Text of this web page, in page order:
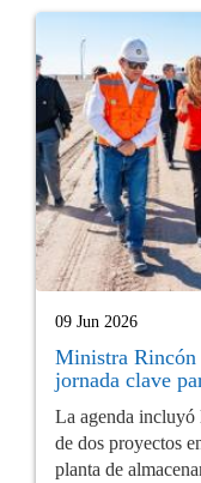
09 Jun 2026
Ministra Rincón
jornada clave
La agenda
de dos proyectos
planta de